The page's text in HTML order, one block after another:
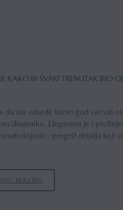
KAKO BI SVAKI TRENUTAK BIO
da vas odvede kamo god vas
dinamiku. Elegantna je i
– pregršt detalja koji
MAZDU